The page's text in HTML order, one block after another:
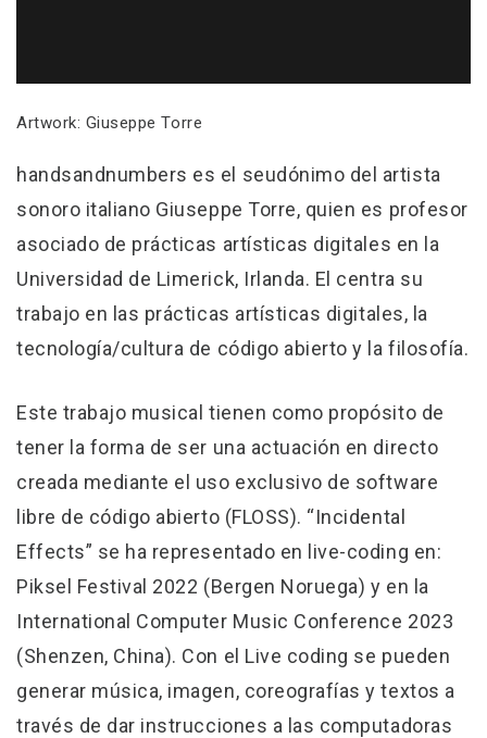
Artwork: Giuseppe Torre
handsandnumbers es el seudónimo del artista
sonoro italiano Giuseppe Torre, quien es profesor
asociado de prácticas artísticas digitales en la
Universidad de Limerick, Irlanda. El centra su
trabajo en las prácticas artísticas digitales, la
tecnología/cultura de código abierto y la filosofía.
Este trabajo musical tienen como propósito de
tener la forma de ser una actuación en directo
creada mediante el uso exclusivo de software
libre de código abierto (FLOSS). “Incidental
Effects” se ha representado en live-coding en:
Piksel Festival 2022 (Bergen Noruega) y en la
International Computer Music Conference 2023
(Shenzen, China). Con el Live coding se pueden
generar música, imagen, coreografías y textos a
través de dar instrucciones a las computadoras